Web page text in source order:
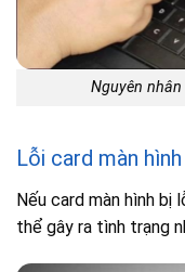
Nguyên
Lỗi card màn hình
Nếu card màn hình bị
thể gây ra tình trạng